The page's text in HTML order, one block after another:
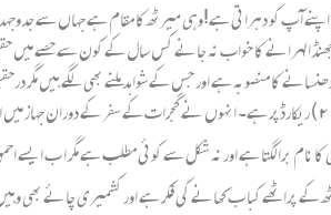
اپنے آ پ کو دہراتی ہے!وہی میرٹھ کا مقام ہے جہاں سے
لہرانے کا خواب نہ جانے کس سال کے کون سے حصے
کا منصوبہ ہے اور جس کے شواہد ملنے بھی لگے ہیں
نام برا لگتا ہے اور نہ شکل سے کوئی مطلب ہے مگر ا ب
کے پراٹھے کبا ب کھانے کی فکر ہے اور کشمیری چائے بھی